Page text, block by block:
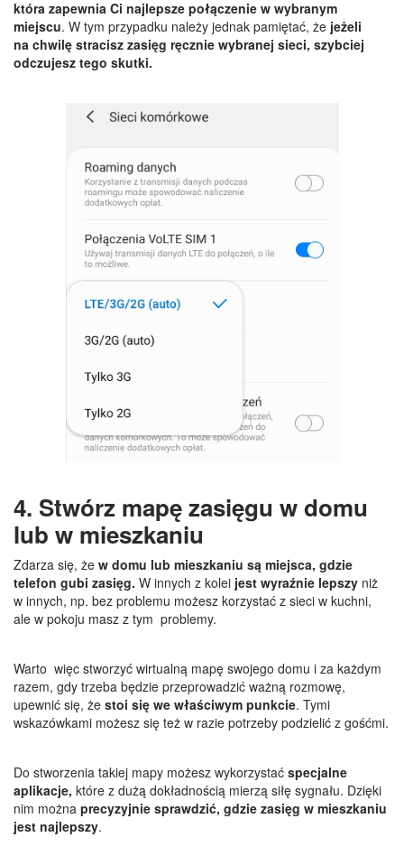
która zapewnia Ci najlepsze połączenie w wybranym
miejscu. W tym przypadku należy jednak pamiętać, że jeżeli
na chwilę stracisz zasięg ręcznie wybranej sieci, szybciej
odczujesz tego skutki.
4. Stwórz mapę zasięgu w domu
lub w mieszkaniu
Zdarza się, że w domu lub mieszkaniu są miejsca, gdzie
telefon gubi zasięg. W innych z kolei jest wyraźnie lepszy niż
w innych, np. bez problemu możesz korzystać z sieci w kuchni,
ale w pokoju masz z tym problemy.
Warto więc stworzyć wirtualną mapę swojego domu i za każdym
razem, gdy trzeba będzie przeprowadzić ważną rozmowę,
upewnić się, że stoi się we właściwym punkcie. Tymi
wskazówkami możesz się też w razie potrzeby podzielić z gośćmi.
Do stworzenia takiej mapy możesz wykorzystać specjalne
aplikacje, które z dużą dokładnością mierzą siłę sygnału. Dzięki
nim można precyzyjnie sprawdzić, gdzie zasięg w mieszkaniu
jest najlepszy.